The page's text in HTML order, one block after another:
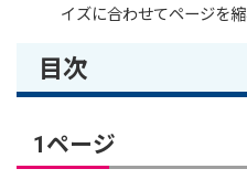
イズに合わせてページを
目次
1ページ